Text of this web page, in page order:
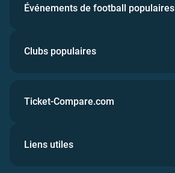
Événements de football populaires
Clubs populaires
Ticket-Compare.com
Liens utiles